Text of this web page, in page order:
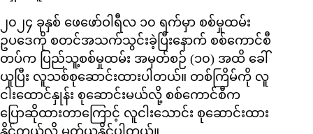
၂၀၂၄ ခုနှစ် ဖေဖော်ဝါရီလ ၁၀ ရက်မှာ စစ်မှုထမ်း
ဥပဒေကို စတင်အသက်သွင်းခဲ့ပြီးနောက် စစ်ကောင်စီ
တပ်က ပြည်သူ့စစ်မှုထမ်း အမှတ်စဉ် (၁၀) အထိ ခေါ်
ယူပြီး လူသစ်စုဆောင်းထားပါတယ်။ တစ်ကြိမ်ကို လူ
ငါးထောင်နှုန်း စုဆောင်းမယ်လို့ စစ်ကောင်စီက
ပြောဆိုထားတာကြောင့် လူငါးသောင်း စုဆောင်းထား